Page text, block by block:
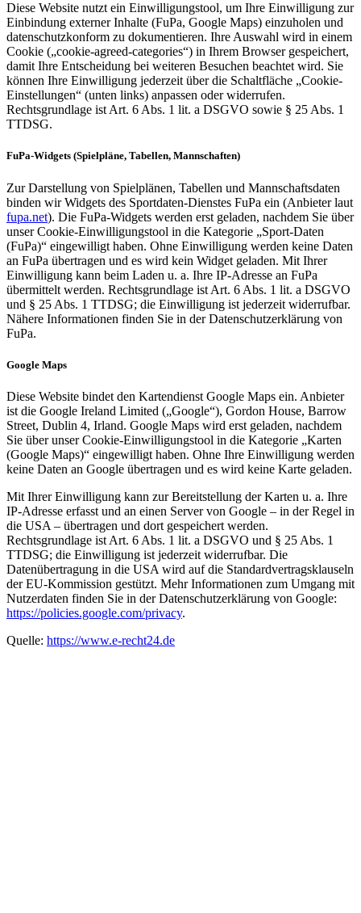
Diese Website nutzt ein Einwilligungstool, um Ihre Einwilligung zur
Einbindung externer Inhalte (FuPa, Google Maps) einzuholen und
datenschutzkonform zu dokumentieren. Ihre Auswahl wird in einem
Cookie („cookie-agreed-categories“) in Ihrem Browser gespeichert,
damit Ihre Entscheidung bei weiteren Besuchen beachtet wird. Sie
können Ihre Einwilligung jederzeit über die Schaltfläche „Cookie-
Einstellungen“ (unten links) anpassen oder widerrufen.
Rechtsgrundlage ist Art. 6 Abs. 1 lit. a DSGVO sowie § 25 Abs. 1
TTDSG.
FuPa-Widgets (Spielpläne, Tabellen, Mannschaften)
Zur Darstellung von Spielplänen, Tabellen und Mannschaftsdaten
binden wir Widgets des Sportdaten-Dienstes FuPa ein (Anbieter laut
fupa.net). Die FuPa-Widgets werden erst geladen, nachdem Sie über
unser Cookie-Einwilligungstool in die Kategorie „Sport-Daten
(FuPa)“ eingewilligt haben. Ohne Einwilligung werden keine Daten
an FuPa übertragen und es wird kein Widget geladen. Mit Ihrer
Einwilligung kann beim Laden u. a. Ihre IP-Adresse an FuPa
übermittelt werden. Rechtsgrundlage ist Art. 6 Abs. 1 lit. a DSGVO
und § 25 Abs. 1 TTDSG; die Einwilligung ist jederzeit widerrufbar.
Nähere Informationen finden Sie in der Datenschutzerklärung von
FuPa.
Google Maps
Diese Website bindet den Kartendienst Google Maps ein. Anbieter
ist die Google Ireland Limited („Google“), Gordon House, Barrow
Street, Dublin 4, Irland. Google Maps wird erst geladen, nachdem
Sie über unser Cookie-Einwilligungstool in die Kategorie „Karten
(Google Maps)“ eingewilligt haben. Ohne Ihre Einwilligung werden
keine Daten an Google übertragen und es wird keine Karte geladen.
Mit Ihrer Einwilligung kann zur Bereitstellung der Karten u. a. Ihre
IP-Adresse erfasst und an einen Server von Google – in der Regel in
die USA – übertragen und dort gespeichert werden.
Rechtsgrundlage ist Art. 6 Abs. 1 lit. a DSGVO und § 25 Abs. 1
TTDSG; die Einwilligung ist jederzeit widerrufbar. Die
Datenübertragung in die USA wird auf die Standardvertragsklauseln
der EU-Kommission gestützt. Mehr Informationen zum Umgang mit
Nutzerdaten finden Sie in der Datenschutzerklärung von Google:
https://policies.google.com/privacy.
Quelle: https://www.e-recht24.de